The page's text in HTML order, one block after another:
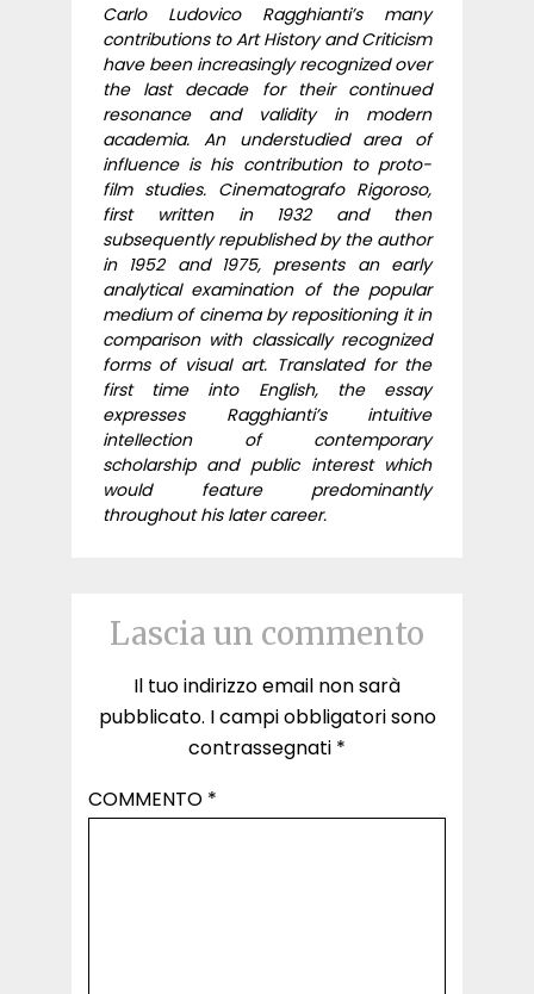
Carlo Ludovico Ragghianti’s many
contributions to Art History and Criticism
have been increasingly recognized over
the last decade for their continued
resonance and validity in modern
academia. An understudied area of
influence is his contribution to proto-
film studies. Cinematografo Rigoroso,
first written in 1932 and then
subsequently republished by the author
in 1952 and 1975, presents an early
analytical examination of the popular
medium of cinema by repositioning it in
comparison with classically recognized
forms of visual art. Translated for the
first time into English, the essay
expresses Ragghianti’s intuitive
intellection of contemporary
scholarship and public interest which
would feature predominantly
throughout his later career.
Lascia un commento
Il tuo indirizzo email non sarà
pubblicato. I campi obbligatori sono
contrassegnati *
COMMENTO *